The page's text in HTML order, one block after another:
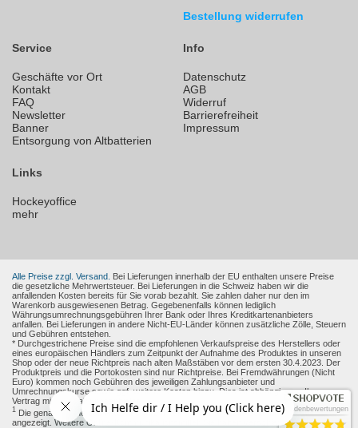
Bestellung widerrufen
Service
Geschäfte vor Ort
Kontakt
FAQ
Newsletter
Banner
Entsorgung von Altbatterien
Info
Datenschutz
AGB
Widerruf
Barrierefreiheit
Impressum
Links
Hockeyoffice
mehr
Alle Preise zzgl. Versand. Bei Lieferungen innerhalb der EU enthalten unsere Preise
die gesetzliche Mehrwertsteuer. Bei Lieferungen in die Schweiz haben wir die
anfallenden Kosten bereits für Sie vorab bezahlt. Sie zahlen daher nur den im
Warenkorb ausgewiesenen Betrag. Gegebenenfalls können lediglich
Währungsumrechnungsgebühren Ihrer Bank oder Ihres Kreditkartenanbieters
anfallen. Bei Lieferungen in andere Nicht-EU-Länder können zusätzliche Zölle, Steuern
und Gebühren entstehen.
* Durchgestrichene Preise sind die empfohlenen Verkaufspreise des Herstellers oder
eines europäischen Händlers zum Zeitpunkt der Aufnahme des Produktes in unseren
Shop oder der neue Richtpreis nach alten Maßstäben vor dem ersten 30.4.2023. Der
Produktpreis und die Portokosten sind nur Richtpreise. Bei Fremdwährungen (Nicht
Euro) kommen noch Gebühren des jeweiligen Zahlungsanbieter und
Umrechnungskurse sowie ggf. weitere Kosten hinzu. Dies ist abhängig von Ihren
Vertrag mit den Zahlungsanbieter.
1 Die genaue Höhe des Rabattes wird Ihnen auf der Produkt-Seite und im Warenkorb
angezeigt. Weitere Online-Kommunikationsmittel: Sie haben verschiedene
Kundenbewertungen